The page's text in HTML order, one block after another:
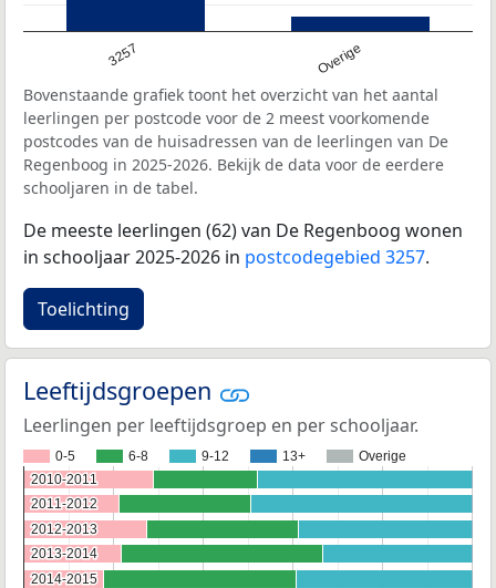
3257 Overige
Bovenstaande grafiek toont het overzicht van het aantal
leerlingen per postcode voor de 2 meest voorkomende
postcodes van de huisadressen van de leerlingen van De
Regenboog in 2025-2026. Bekijk de data voor de eerdere
schooljaren in de tabel.
De meeste leerlingen (62) van De Regenboog wonen
in schooljaar 2025-2026 in postcodegebied 3257.
Toelichting
Leeftijdsgroepen
Leerlingen per leeftijdsgroep en per schooljaar.
0-5 6-8 9-12 13+ Overige
2010-2011
2010-2011
2011-2012
2011-2012
2012-2013
2012-2013
2013-2014
2013-2014
2014-2015
2014-2015